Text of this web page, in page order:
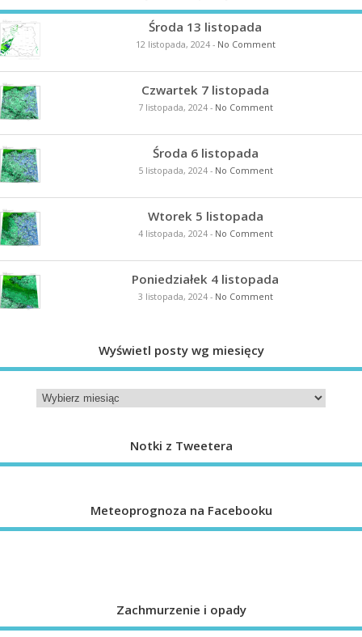
Środa 13 listopada
12 listopada, 2024- No Comment
Czwartek 7 listopada
7 listopada, 2024- No Comment
Środa 6 listopada
5 listopada, 2024- No Comment
Wtorek 5 listopada
4 listopada, 2024- No Comment
Poniedziałek 4 listopada
3 listopada, 2024- No Comment
Wyświetl posty wg miesięcy
Notki z Tweetera
Meteoprognoza na Facebooku
Zachmurzenie i opady